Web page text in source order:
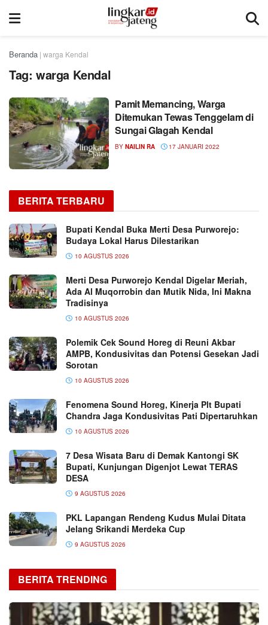
Beranda | warga Kendal
Tag: warga Kendal
Pamit Memancing, Warga
Ditemukan Tewas Tenggelam di
Sungai Glagah Kendal
BY NAILIN RA 17 JANUARI 2022
BERITA TERBARU
Bupati Kendal Buka Merti Desa Purworejo:
Budaya Lokal Harus Dilestarikan
10 AGUSTUS 2026
Merti Desa Purworejo Kendal Digelar Meriah,
Ada Al Muqorrobin dan Mutik Nida, Ini Makna
Tradisinya
10 AGUSTUS 2026
Polemik Cek Sound Horeg di Reuni Akbar
AMPB, Kondusivitas dan Potensi Gesekan Jadi
Sorotan
10 AGUSTUS 2026
Fenomena Sound Horeg, Kinerja Plt Bupati
Chandra Jaga Kondusivitas Pati Dipertaruhkan
10 AGUSTUS 2026
7 Desa Wisata Baru di Demak Kantongi SK
Bupati, Kunjungan Digenjot Lewat TERAS
DESA
9 AGUSTUS 2026
PKL Lapangan Rendeng Kudus Mulai Ditata
Jelang Srikandi Merdeka Cup
9 AGUSTUS 2026
BERITA TRENDING